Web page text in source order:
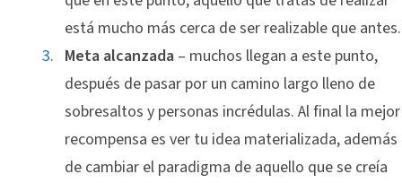
está mucho más cerca de ser realizable que antes.
Meta alcanzada – muchos llegan a este punto,
después de pasar por un camino largo lleno de
sobresaltos y personas incrédulas. Al final la mejor
recompensa es ver tu idea materializada, además
de cambiar el paradigma de aquello que se creía